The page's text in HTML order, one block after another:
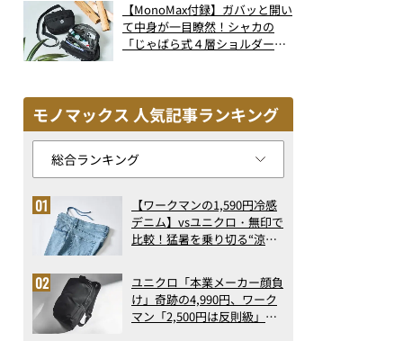
【MonoMax付録】ガバッと開い
て中身が一目瞭然！シャカの
「じゃばら式４層ショルダーバ
モノマックス 人気記事ランキング
【ワークマンの1,590円冷感
デニム】vsユニクロ・無印で
比較！猛暑を乗り切る“涼感
で決定版
ユニクロ「本業メーカー顔負
け」奇跡の4,990円、ワーク
マン「2,500円は反則級」凄